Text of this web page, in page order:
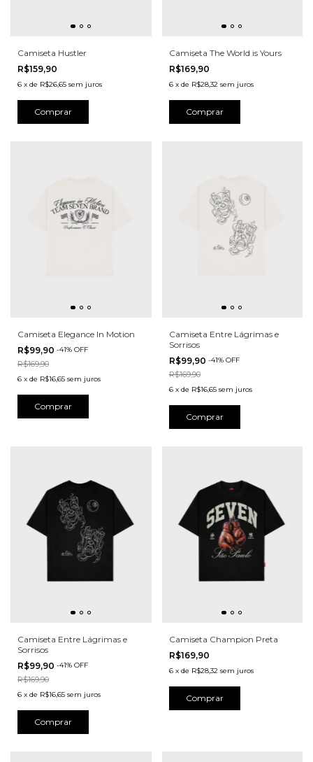
Camiseta Hustler
R$159,90
6 x de R$26,65 sem juros
Comprar
Camiseta The World is Yours
R$169,90
6 x de R$28,32 sem juros
Comprar
Camiseta Elegance In Motion
R$99,90 -41% OFF
R$169,90
6 x de R$16,65 sem juros
Comprar
Camiseta Entre Lágrimas e
Sorrisos
R$99,90 -41% OFF
R$169,90
6 x de R$16,65 sem juros
Comprar
Camiseta Entre Lágrimas e
Sorrisos
R$99,90 -41% OFF
R$169,90
6 x de R$16,65 sem juros
Comprar
Camiseta Champion Preta
R$169,90
6 x de R$28,32 sem juros
Comprar